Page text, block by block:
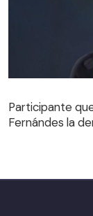
Fernándes la
Participante
Fernándes la